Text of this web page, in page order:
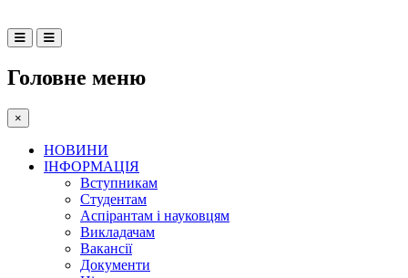
Головне меню
×
НОВИНИ
ІНФОРМАЦІЯ
Вступникам
Студентам
Аспірантам і науковцям
Викладачам
Вакансії
Документи